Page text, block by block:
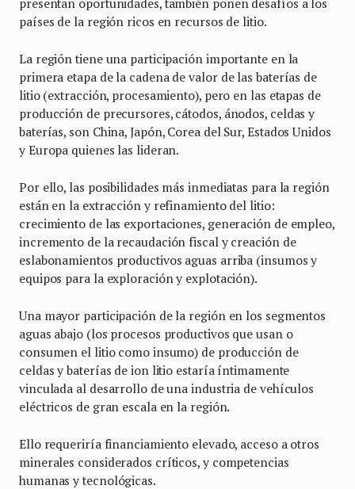
países de la región ricos en recursos de litio.
La región tiene una participación importante en la
primera etapa de la cadena de valor de las baterías de
litio (extracción, procesamiento), pero en las etapas de
producción de precursores, cátodos, ánodos, celdas y
baterías, son China, Japón, Corea del Sur, Estados Unidos
y Europa quienes las lideran.
Por ello, las posibilidades más inmediatas para la región
están en la extracción y refinamiento del litio:
crecimiento de las exportaciones, generación de empleo,
incremento de la recaudación fiscal y creación de
eslabonamientos productivos aguas arriba (insumos y
equipos para la exploración y explotación).
Una mayor participación de la región en los segmentos
aguas abajo (los procesos productivos que usan o
consumen el litio como insumo) de producción de
celdas y baterías de ion litio estaría íntimamente
vinculada al desarrollo de una industria de vehículos
eléctricos de gran escala en la región.
Ello requeriría financiamiento elevado, acceso a otros
minerales considerados críticos, y competencias
humanas y tecnológicas.